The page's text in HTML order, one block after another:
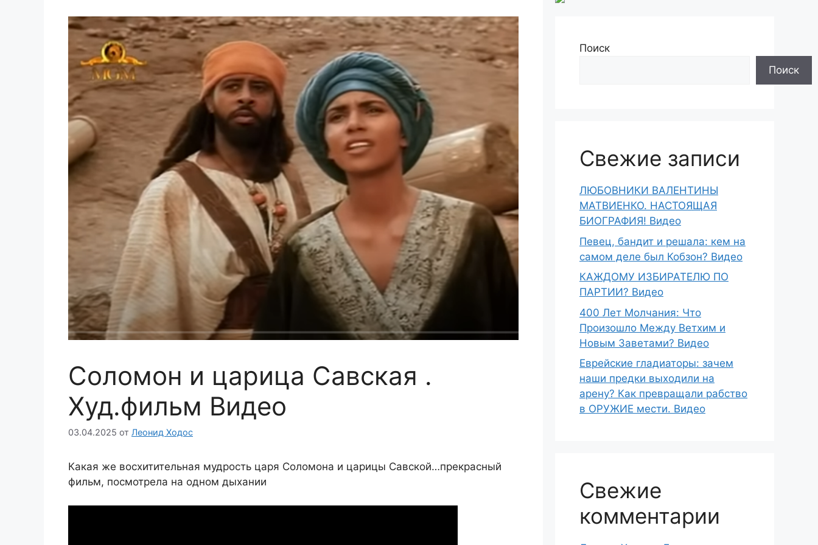
Соломон и царица Савская .
Худ.фильм Видео
03.04.2025 от Леонид Ходос
Какая же восхитительная мудрость царя Соломона и царицы Савской…прекрасный
фильм, посмотрела на одном дыхании
Поиск
Поиск
Свежие записи
ЛЮБОВНИКИ ВАЛЕНТИНЫ
МАТВИЕНКО. НАСТОЯЩАЯ
БИОГРАФИЯ! Видео
Певец, бандит и решала: кем на
самом деле был Кобзон? Видео
КАЖДОМУ ИЗБИРАТЕЛЮ ПО
ПАРТИИ? Видео
400 Лет Молчания: Что
Произошло Между Ветхим и
Новым Заветами? Видео
Еврейские гладиаторы: зачем
наши предки выходили на
арену? Как превращали рабство
в ОРУЖИЕ мести. Видео
Свежие
комментарии